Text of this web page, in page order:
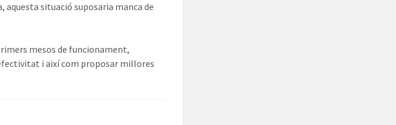
aquesta situació suposaria manca de
mesos de funcionament,
i així com proposar millores